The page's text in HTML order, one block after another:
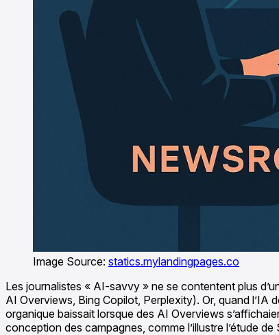
Image Source: statics.mylandingpages.co
Les journalistes « AI-savvy » ne se contentent plus
AI Overviews, Bing Copilot, Perplexity). Or, quand l’IA
organique baissait lorsque des AI Overviews
conception des campagnes, comme l’illustre l’étude